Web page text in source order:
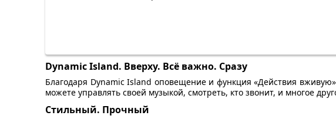
Dynamic Island. Вверху. Всё важно. Сразу
Благодаря Dynamic Island оповещение и функция «Действия
можете управлять своей музыкой, смотреть, кто звонит, и многое
Стильный. Прочный